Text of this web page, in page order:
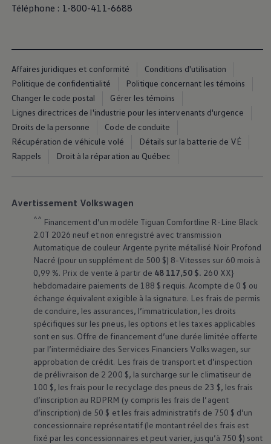
Téléphone : 1-800-411-6688
Affaires juridiques et conformité
Conditions d'utilisation
Politique de confidentialité
Politique concernant les témoins
Changer le code postal
Gérer les témoins
Lignes directrices de l'industrie pour les intervenants d'urgence
Droits de la personne
Code de conduite
Récupération de véhicule volé
Détails sur la batterie de VÉ
Rappels
Droit à la réparation au Québec
Avertissement Volkswagen
^^ Financement d’un modèle Tiguan Comfortline R-Line Black
2.0T 2026 neuf et non enregistré avec transmission
Automatique de couleur Argente pyrite métallisé Noir Profond
Nacré (pour un supplément de 500 $) 8-Vitesses sur 60 mois à
0,99 %. Prix de vente à partir de 48 117,50 $. 260 XX}
hebdomadaire paiements de 188 $ requis. Acompte de 0 $ ou
échange équivalent exigible à la signature. Les frais de permis
de conduire, les assurances, l’immatriculation, les droits
spécifiques sur les pneus, les options et les taxes applicables
sont en sus. Offre de financement d’une durée limitée offerte
par l’intermédiaire des Services Financiers Volkswagen, sur
approbation de crédit. Les frais de transport et d’inspection
de prélivraison de 2 200 $, la surcharge sur le climatiseur de
100 $, les frais pour le recyclage des pneus de 23 $, les frais
d’inscription au RDPRM (y compris les frais de l’agent
d’inscription) de 50 $ et les frais administratifs de 750 $ d’un
concessionnaire représentatif (le montant réel des frais est
fixé par les concessionnaires et peut varier, jusqu’à 750 $) sont